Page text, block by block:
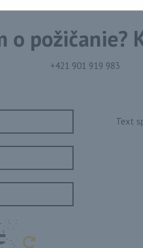
o požičanie?
+421 901 919 983
Text